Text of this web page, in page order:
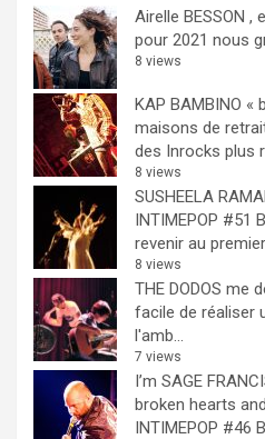
Airelle BESSON ,
pour 2021 nous
8 views
KAP BAMBINO «
maisons de
des Inrocks plus
8 views
SUSHEELA
INTIMEPOP #51
revenir au
8 views
THE DODOS me
facile de réaliser
l'amb...
7 views
I’m SAGE
broken hearts
INTIMEPOP #46